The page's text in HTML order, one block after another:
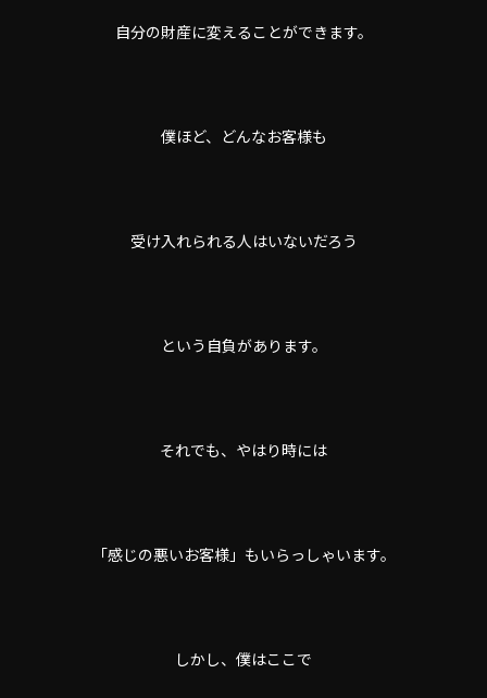
自分の財産に変えることができます。
僕ほど、どんなお客様も
受け入れられる人はいないだろう
という自負があります。
それでも、やはり時には
「感じの悪いお客様」もいらっしゃいます。
しかし、僕はここで